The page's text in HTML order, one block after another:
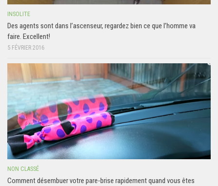
INSOLITE
Des agents sont dans l’ascenseur, regardez bien ce que l’homme va
faire. Excellent!
5 FÉVRIER 2016
NON CLASSÉ
Comment désembuer votre pare-brise rapidement quand vous êtes